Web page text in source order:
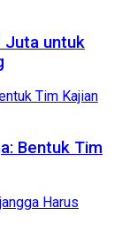
Juta untuk
Bentuk Tim